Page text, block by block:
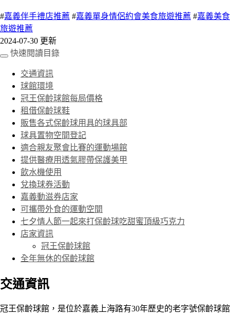
#嘉義伴手禮店推薦 #嘉義單身情侶約會美食旅遊推薦 #嘉義美食
旅遊推薦
2024-07-30 更新
快速閱讀目錄
交通資訊
球館環境
冠王保齡球館每局價格
租借保齡球鞋
販售各式保齡球用具的球具部
球具置物空間登記
適合親友聚會比賽的運動場館
提供醫療用透氣膠帶保護美甲
飲水機使用
兌換球券活動
嘉義動滋券店家
可攜帶外食的運動空間
七夕情人節一起來打保齡球吃甜蜜頂級巧克力
店家資訊
冠王保齡球館
全年無休的保齡球館
交通資訊
冠王保齡球館，是位於嘉義上海路有30年歷史的老字號保齡球館